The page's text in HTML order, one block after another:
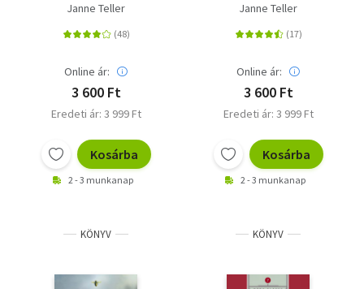
Janne Teller
Online ár:
3 600 Ft
Eredeti ár: 3 999 Ft
Kosárba
2 - 3 munkanap
Janne Teller
Online ár:
3 600 Ft
Eredeti ár: 3 999 Ft
Kosárba
2 - 3 munkanap
KÖNYV KÖNYV